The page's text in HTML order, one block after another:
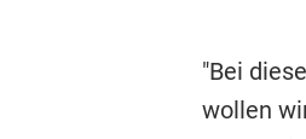
"Bei
wollen